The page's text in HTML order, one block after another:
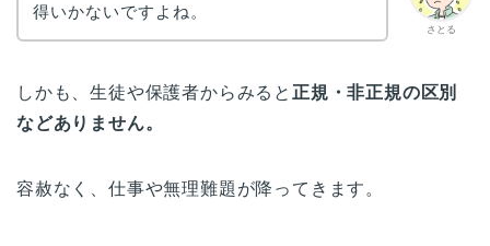
さとる
得いかないですよね。
しかも、生徒や保護者からみると 正規・非正規の区別
などありません。
容赦なく、仕事や無理難題が降ってきます。